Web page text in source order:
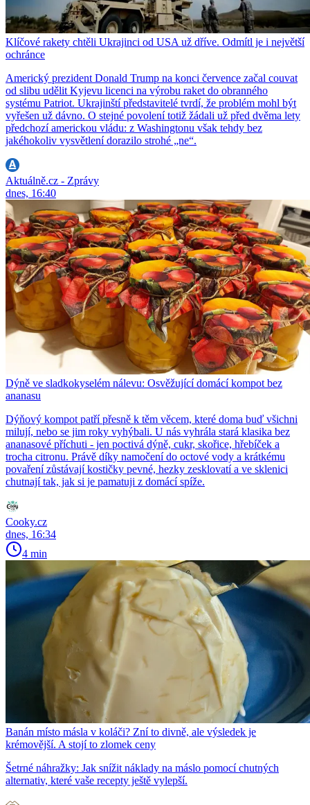
Klíčové rakety chtěli Ukrajinci od USA už dříve. Odmítl je i největší
ochránce
Americký prezident Donald Trump na konci července začal couvat
od slibu udělit Kyjevu licenci na výrobu raket do obranného
systému Patriot. Ukrajinští představitelé tvrdí, že problém mohl být
vyřešen už dávno. O stejné povolení totiž žádali už před dvěma lety
předchozí americkou vládu: z Washingtonu však tehdy bez
jakéhokoliv vysvětlení dorazilo strohé „ne“.
Aktuálně.cz - Zprávy
dnes, 16:40
Dýně ve sladkokyselém nálevu: Osvěžující domácí kompot bez
ananasu
Dýňový kompot patří přesně k těm věcem, které doma buď všichni
milují, nebo se jim roky vyhýbali. U nás vyhrála stará klasika bez
ananasové příchuti - jen poctivá dýně, cukr, skořice, hřebíček a
trocha citronu. Právě díky namočení do octové vody a krátkému
povaření zůstávají kostičky pevné, hezky zesklovatí a ve sklenici
chutnají tak, jak si je pamatuji z domácí spíže.
Cooky.cz
dnes, 16:34
4 min
Banán místo másla v koláči? Zní to divně, ale výsledek je
krémovější. A stojí to zlomek ceny
Šetrné náhražky: Jak snížit náklady na máslo pomocí chutných
alternativ, které vaše recepty ještě vylepší.